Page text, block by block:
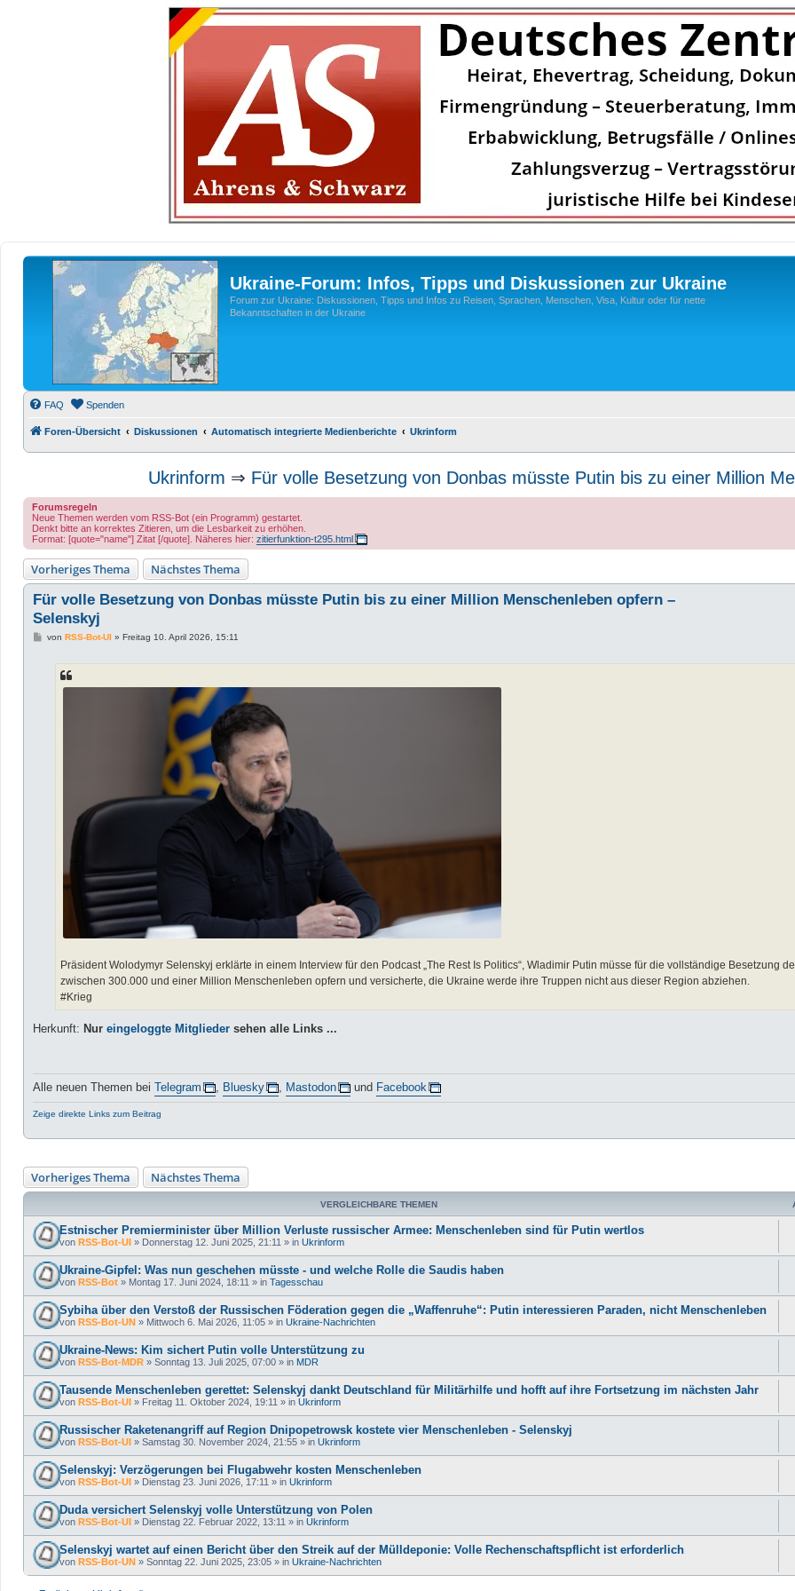
Ukraine-Forum: Infos, Tipps und Diskussionen zur Ukraine
Forum zur Ukraine: Diskussionen, Tipps und Infos zu Reisen, Sprachen, Menschen, Visa, Kultur oder für nette
Bekanntschaften in der Ukraine
FAQ Spenden
Foren-Übersicht Diskussionen Automatisch integrierte Medienberichte Ukrinform
Ukrinform ⇒ Für volle Besetzung von Donbas müsste Putin bis zu einer Million
Forumsregeln
Neue Themen werden vom RSS-Bot (ein Programm) gestartet.
Denkt bitte an korrektes Zitieren, um die Lesbarkeit zu erhöhen.
Format: [quote="name"] Zitat [/quote]. Näheres hier: zitierfunktion-t295.html
Vorheriges Thema Nächstes Thema
Für volle Besetzung von Donbas müsste Putin bis zu einer Million Menschenleben opfern –
Selenskyj
Bvon RSS-Bot-UI» Freitag 10. April 2026, 15:11
Präsident Wolodymyr Selenskyj erklärte in einem Interview für den Podcast „The Rest Is Politics“, Wladimir Putin müsse für die vollständige Besetzung
zwischen 300.000 und einer Million Menschenleben opfern und versicherte, die Ukraine werde ihre Truppen nicht aus dieser Region abziehen.
#Krieg
Herkunft: Nur eingeloggte Mitglieder sehen alle Links ...
Alle neuen Themen bei Telegram , Bluesky , Mastodon und Facebook
Zeige direkte Links zum Beitrag
Vorheriges Thema Nächstes Thema
VERGLEICHBARE THEMEN
Estnischer Premierminister über Million Verluste russischer Armee: Menschenleben sind für Putin wertlos
von RSS-Bot-UI » Donnerstag 12. Juni 2025, 21:11 » in Ukrinform
Ukraine-Gipfel: Was nun geschehen müsste - und welche Rolle die Saudis haben
von RSS-Bot » Montag 17. Juni 2024, 18:11 » in Tagesschau
Sybiha über den Verstoß der Russischen Föderation gegen die „Waffenruhe“: Putin interessieren Paraden, nicht Menschenleben
von RSS-Bot-UN » Mittwoch 6. Mai 2026, 11:05 » in Ukraine-Nachrichten
Ukraine-News: Kim sichert Putin volle Unterstützung zu
von RSS-Bot-MDR » Sonntag 13. Juli 2025, 07:00 » in MDR
Tausende Menschenleben gerettet: Selenskyj dankt Deutschland für Militärhilfe und hofft auf ihre Fortsetzung im nächsten Jahr
von RSS-Bot-UI » Freitag 11. Oktober 2024, 19:11 » in Ukrinform
Russischer Raketenangriff auf Region Dnipopetrowsk kostete vier Menschenleben - Selenskyj
von RSS-Bot-UI » Samstag 30. November 2024, 21:55 » in Ukrinform
Selenskyj: Verzögerungen bei Flugabwehr kosten Menschenleben
von RSS-Bot-UI » Dienstag 23. Juni 2026, 17:11 » in Ukrinform
Duda versichert Selenskyj volle Unterstützung von Polen
von RSS-Bot-UI » Dienstag 22. Februar 2022, 13:11 » in Ukrinform
Selenskyj wartet auf einen Bericht über den Streik auf der Mülldeponie: Volle Rechenschaftspflicht ist erforderlich
von RSS-Bot-UN » Sonntag 22. Juni 2025, 23:05 » in Ukraine-Nachrichten